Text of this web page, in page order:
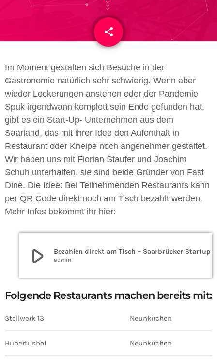
share
email
Im Moment gestalten sich Besuche in der
Gastronomie natürlich sehr schwierig. Wenn aber
wieder Lockerungen anstehen oder der Pandemie
Spuk irgendwann komplett sein Ende gefunden hat,
gibt es ein Start-Up- Unternehmen aus dem
Saarland, das mit ihrer Idee den Aufenthalt in
Restaurant oder Kneipe noch angenehmer gestaltet.
Wir haben uns mit Florian Staufer und Joachim
Schuh unterhalten, sie sind beide Gründer von Fast
Dine. Die Idee: Bei Teilnehmenden Restaurants kann
per QR Code direkt noch am Tisch bezahlt werden.
Mehr Infos bekommt ihr hier:
play_arrow admin
Folgende Restaurants machen bereits mit:
Stellwerk 13 Neunkirchen
Hubertushof Neunkirchen